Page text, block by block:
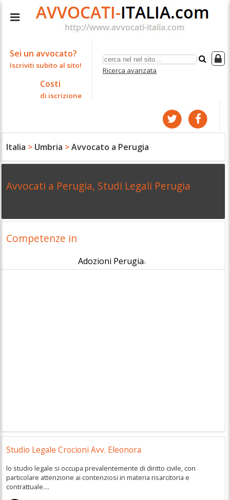
Ricerca avanzata
Sei un avvocato?
Iscriviti subito al sito!
Costi
di iscrizione
Italia > Umbria >Avvocato a Perugia
Avvocati a Perugia, Studi Legali Perugia
Competenze in
Adozioni Perugia8
Studio Legale Crocioni Avv. Eleonora
lo studio legale si occupa prevalentemente di diritto civile, con
particolare attenzione ai contenziosi in materia risarcitoria e
contrattuale....